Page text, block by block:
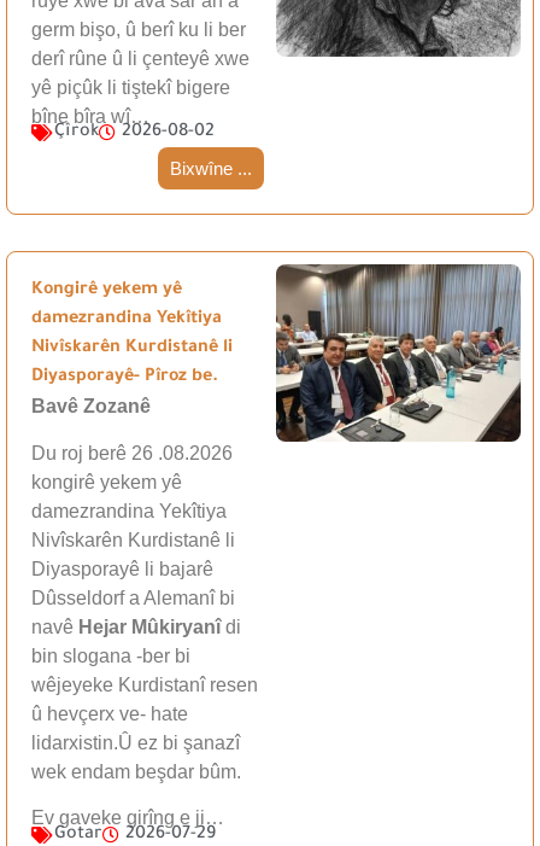
germ bişo, û berî ku li ber
derî rûne û li çenteyê xwe
yê piçûk li tiştekî bigere
bîne bîra wî…
Çîrok 2026-08-02
Bixwîne ...
Kongirê yekem yê
damezrandina Yekîtiya
Nivîskarên Kurdistanê li
Diyasporayê- Pîroz be.
Bavê Zozanê
Du roj berê 26 .08.2026
kongirê yekem yê
damezrandina Yekîtiya
Nivîskarên Kurdistanê li
Diyasporayê li bajarê
Dûsseldorf a Alemanî bi
navê Hejar Mûkiryanîdi
bin slogana -ber bi
wêjeyeke Kurdistanî resen
û hevçerx ve- hate
lidarxistin.Û ez bi şanazî
wek endam beşdar bûm.
Ev gaveke girîng e ji…
Gotar 2026-07-29